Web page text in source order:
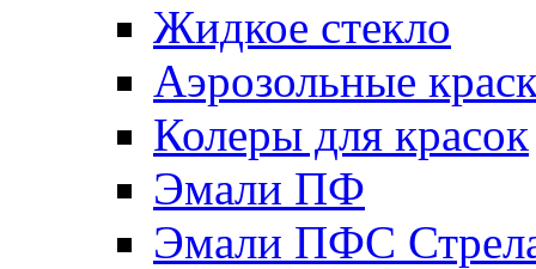
Жидкое стекло
Аэрозольные
Колеры для красок
Эмали ПФ
Эмали ПФС